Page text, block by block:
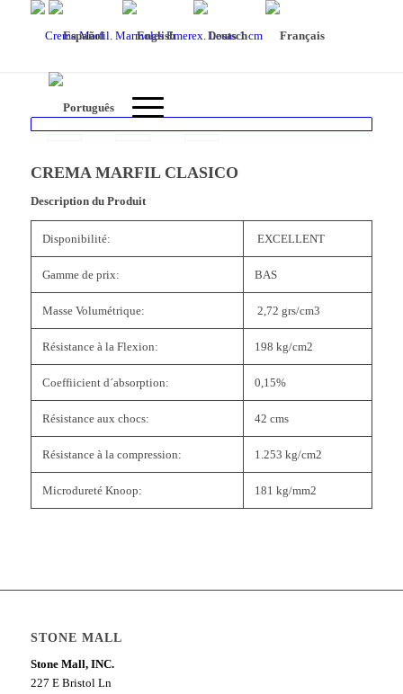
CREMA MARFIL CLASICO
Description du Produit
Disponibilité: EXCELLENT
Gamme de prix: BAS
Masse Volumétrique: 2,72 grs/cm3
Résistance à la Flexion: 198 kg/cm2
Coeffiicient d´absorption: 0,15%
Résistance aux chocs: 42 cms
Résistance à la compression: 1.253 kg/cm2
Microdureté Knoop: 181 kg/mm2
STONE MALL
Stone Mall, INC.
227 E Bristol Ln